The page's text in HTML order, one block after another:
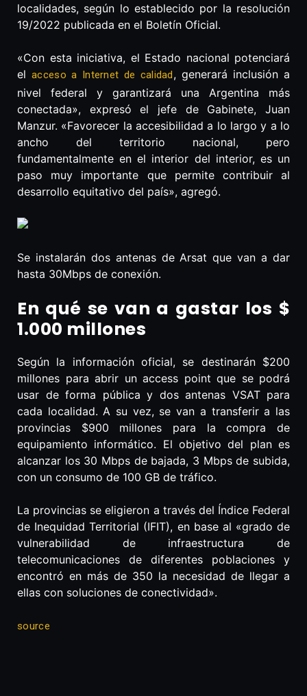
localidades, según lo establecido por la resolución
19/2022 publicada en el Boletín Oficial.
«Con esta iniciativa, el Estado nacional potenciará
elacceso a Internet de calidad, generará inclusión a
nivel federal y garantizará una Argentina más
conectada», expresó el jefe de Gabinete, Juan
Manzur. «Favorecer la accesibilidad a lo largo y a lo
ancho del territorio nacional, pero
fundamentalmente en el interior del interior, es un
paso muy importante que permite contribuir al
desarrollo equitativo del país», agregó.
Se instalarán dos antenas de Arsat que van a dar
hasta 30Mbps de conexión.
En qué se van a gastar los $
1.000 millones
Según la información oficial, se destinarán $200
millones para abrir un access point que se podrá
usar de forma pública y dos antenas VSAT para
cada localidad. A su vez, se van a transferir a las
provincias $900 millones para la compra de
equipamiento informático. El objetivo del plan es
alcanzar los 30 Mbps de bajada, 3 Mbps de subida,
con un consumo de 100 GB de tráfico.
La provincias se eligieron a través del Índice Federal
de Inequidad Territorial (IFIT), en base al «grado de
vulnerabilidad de infraestructura de
telecomunicaciones de diferentes poblaciones y
encontró en más de 350 la necesidad de llegar a
ellas con soluciones de conectividad».
source